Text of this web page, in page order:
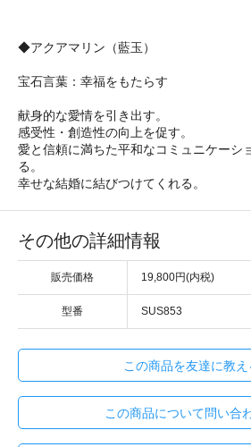
◆アクアマリン（藍玉）
宝石言葉：幸福をもたらす
献身的な愛情を引き出す。
感受性・創造性の向上を促す。
愛と信頼に満ちた平和なコミュニケーシ
る。
幸せな結婚に結びつけてくれる。
その他の詳細情報
販売価格 19,800円(内税)
型番 SUS853
この商品を友達に教え
この商品について問い合